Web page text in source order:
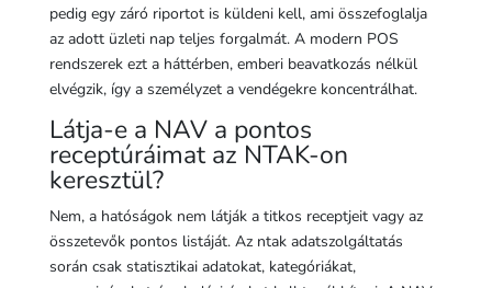
pedig egy záró riportot is küldeni kell, ami összefoglalja
az adott üzleti nap teljes forgalmát. A modern POS
rendszerek ezt a háttérben, emberi beavatkozás nélkül
elvégzik, így a személyzet a vendégekre koncentrálhat.
Látja-e a NAV a pontos
receptúráimat az NTAK-on
keresztül?
Nem, a hatóságok nem látják a titkos receptjeit vagy az
összetevők pontos listáját. Az ntak adatszolgáltatás
során csak statisztikai adatokat, kategóriákat,